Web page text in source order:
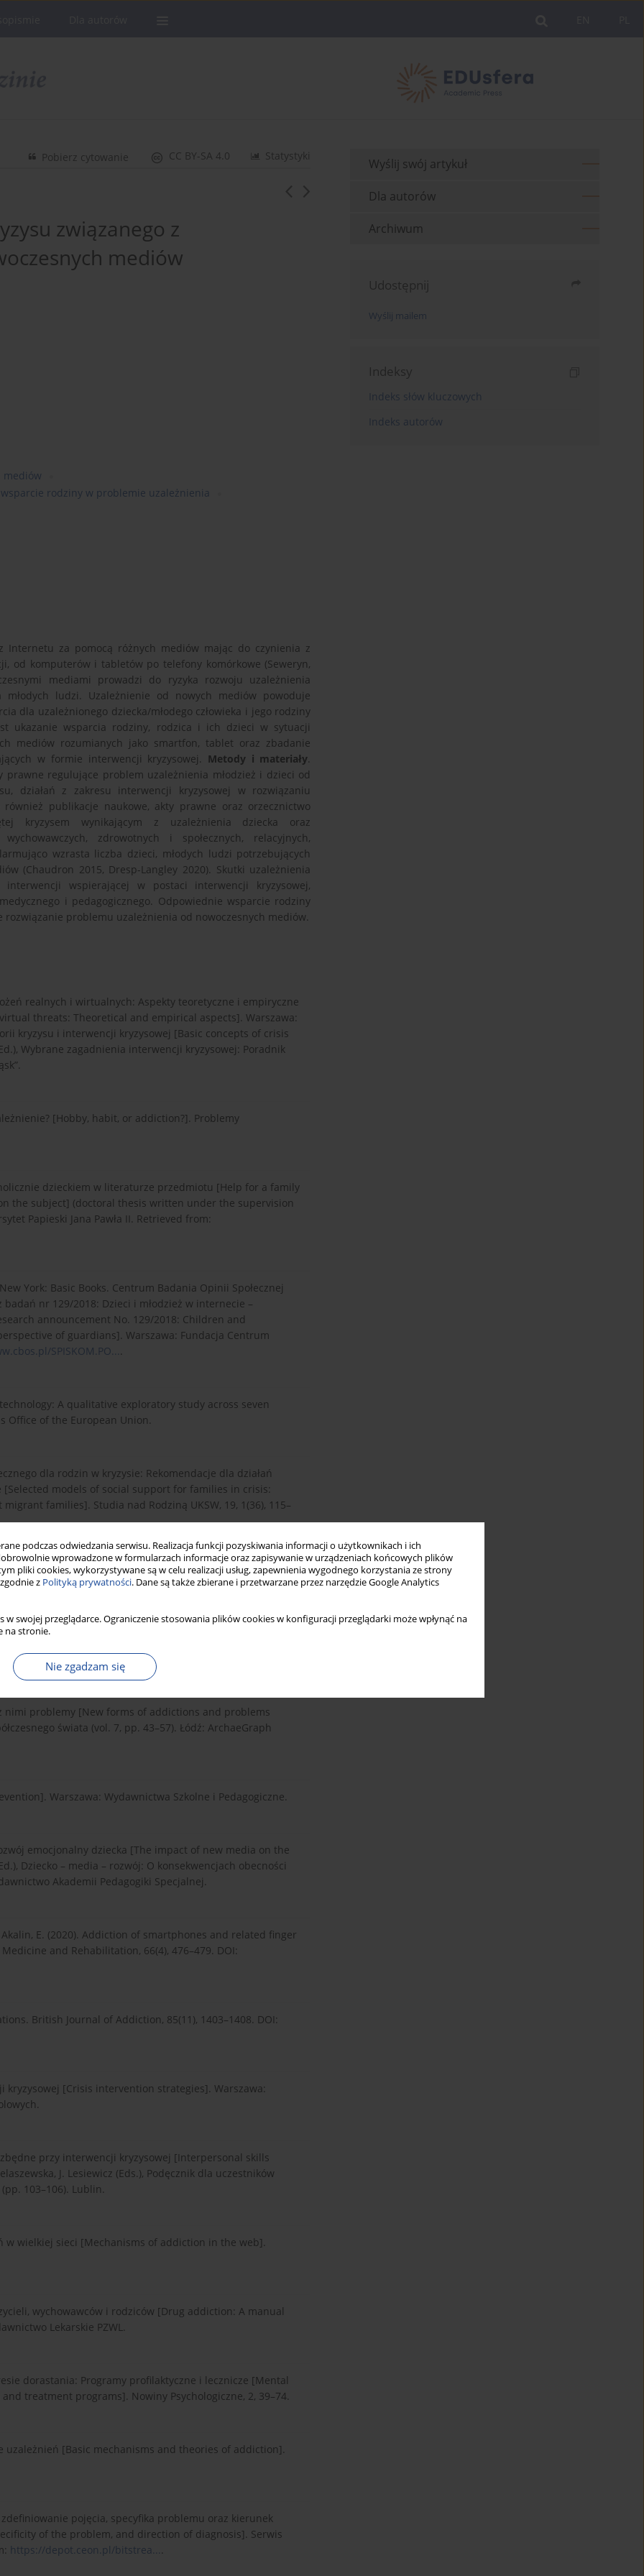
podczas odwiedzania serwisu. Realizacja funkcji pozyskiwania informacji o użytkownikach i ich
wprowadzone w formularzach informacje oraz zapisywanie w urządzeniach końcowych plików
pliki cookies, wykorzystywane są w celu realizacji usług, zapewnienia wygodnego korzystania ze strony
z Polityką prywatności. Dane są także zbierane i przetwarzane przez narzędzie Google Analytics
w swojej przeglądarce. Ograniczenie stosowania plików cookies w konfiguracji przeglądarki może wpłynąć na
na stronie.
Nie zgadzam się
Statystyki
CC BY-SA 4.0
Pobierz cytowanie
związanego z
mediów
mediów
wsparcie rodziny w problemie uzależnienia
Internetu za pomocą różnych mediów mając do czynienia z
od komputerów i tabletów po telefony komórkowe (Seweryn,
mediami prowadzi do ryzyka rozwoju uzależnienia
ludzi. Uzależnienie od nowych mediów powoduje
dla uzależnionego dziecka/młodego człowieka i jego rodziny
ukazanie wsparcia rodziny, rodzica i ich dzieci w sytuacji
mediów rozumianych jako smartfon, tablet oraz zbadanie
w formie interwencji kryzysowej. Metody i materiały.
regulujące problem uzależnienia młodzież i dzieci od
działań z zakresu interwencji kryzysowej w rozwiązaniu
publikacje naukowe, akty prawne oraz orzecznictwo
kryzysem wynikającym z uzależnienia dziecka oraz
zdrowotnych i społecznych, relacyjnych,
wzrasta liczba dzieci, młodych ludzi potrzebujących
(Chaudron 2015, Dresp-Langley 2020). Skutki uzależnienia
wspierającej w postaci interwencji kryzysowej,
i pedagogicznego. Odpowiednie wsparcie rodziny
problemu uzależnienia od nowoczesnych mediów.
realnych i wirtualnych: Aspekty teoretyczne i empiryczne
threats: Theoretical and empirical aspects]. Warszawa:
kryzysu i interwencji kryzysowej [Basic concepts of crisis
Wybrane zagadnienia interwencji kryzysowej: Poradnik
[Hobby, habit, or addiction?]. Problemy
dzieckiem w literaturze przedmiotu [Help for a family
the subject] (doctoral thesis written under the supervision
Papieski Jana Pawła II. Retrieved from:
York: Basic Books. Centrum Badania Opinii Społecznej
nr 129/2018: Dzieci i młodzież w internecie –
announcement No. 129/2018: Children and
of guardians]. Warszawa: Fundacja Centrum
SPISKOM.PO....
A qualitative exploratory study across seven
Office of the European Union.
dla rodzin w kryzysie: Rekomendacje dla działań
models of social support for families in crisis:
families]. Studia nad Rodziną UKSW, 19, 1(36), 115–
age. International Journal of Environmental Research and
dzieci i młodzieży [Mobile phone – a life companion for
4, 20–29. DOI: 10.5604/01.3001.0013.2834.
nimi problemy [New forms of addictions and problems
świata (vol. 7, pp. 43–57). Łódź: ArchaeGraph
Warszawa: Wydawnictwa Szkolne i Pedagogiczne.
emocjonalny dziecka [The impact of new media on the
Dziecko – media – rozwój: O konsekwencjach obecności
Akademii Pedagogiki Specjalnej.
Akalin, E. (2020). Addiction of smartphones and related finger
and Rehabilitation, 66(4), 476–479. DOI:
British Journal of Addiction, 85(11), 1403–1408. DOI:
kryzysowej [Crisis intervention strategies]. Warszawa:
przy interwencji kryzysowej [Interpersonal skills
J. Lesiewicz (Eds.), Podęcznik dla uczestników
103–106). Lublin.
w wielkiej sieci [Mechanisms of addiction in the web].
wychowawców i rodziców [Drug addiction: A manual
Lekarskie PZWL.
dorastania: Programy profilaktyczne i lecznicze [Mental
treatment programs]. Nowiny Psychologiczne, 2, 39–74.
uzależnień [Basic mechanisms and theories of addiction].
pojęcia, specyfika problemu oraz kierunek
of the problem, and direction of diagnosis]. Serwis
https://depot.ceon.pl/bitstrea....
Wyślij swój artykuł
Dla autorów
Archiwum
Udostępnij
Wyślij mailem
Indeksy
Indeks słów kluczowych
Indeks autorów